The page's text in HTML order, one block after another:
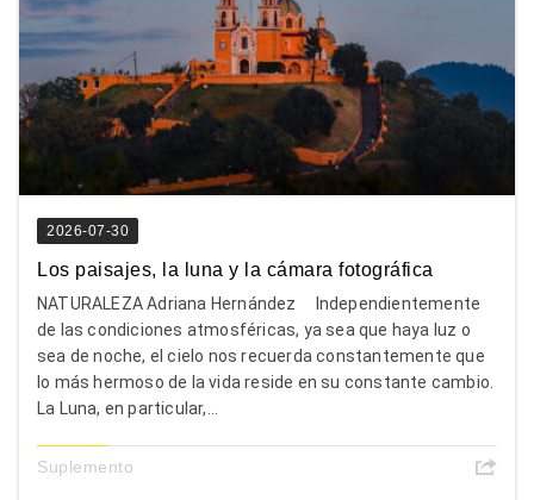
2026-07-30
Los paisajes, la luna y la cámara fotográfica
NATURALEZA Adriana Hernández Independientemente
de las condiciones atmosféricas, ya sea que haya luz o
sea de noche, el cielo nos recuerda constantemente que
lo más hermoso de la vida reside en su constante cambio.
La Luna, en particular,...
Suplemento